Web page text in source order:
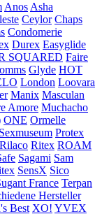
Anos Asha
Ceylor Chaps
Condomerie
Durex Easyglide
SQUARED Faire
Glyde HOT
London Loovara
Manix Masculan
Amore Muchacho
ONE Ormelle
Protex
Rilaco Ritex ROAM
Sagami Sam
SensX Sico
France Terpan
Hersteller
Best XO! YVEX